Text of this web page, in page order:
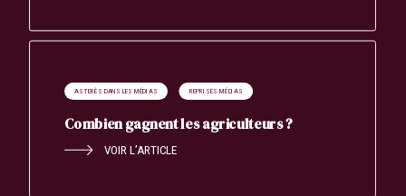
ASTERÈS DANS LES MÉDIAS REPRISES MÉDIAS
Combien gagnent les agriculteurs ?
VOIR L’ARTICLE